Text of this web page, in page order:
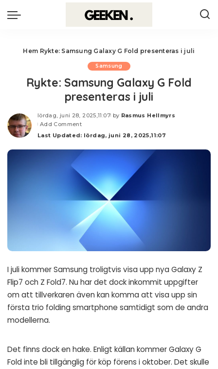
Hem Rykte: Samsung Galaxy G Fold presenteras i juli
Samsung
Rykte: Samsung Galaxy G Fold
presenteras i juli
lördag, juni 28, 2025,11:07
Posted
by Rasmus Hellmyrs
Add Comment
Last Updated: lördag, juni 28, 2025,11:07
I juli kommer Samsung troligtvis visa upp nya Galaxy Z
Flip7 och Z Fold7. Nu har det dock inkommit uppgifter
om att tillverkaren även kan komma att visa upp sin
första trio folding smartphone samtidigt som de andra
modellerna.
Det finns dock en hake. Enligt källan kommer Galaxy G
Fold inte bli tillgänglig för köp förens i oktober. Det skulle